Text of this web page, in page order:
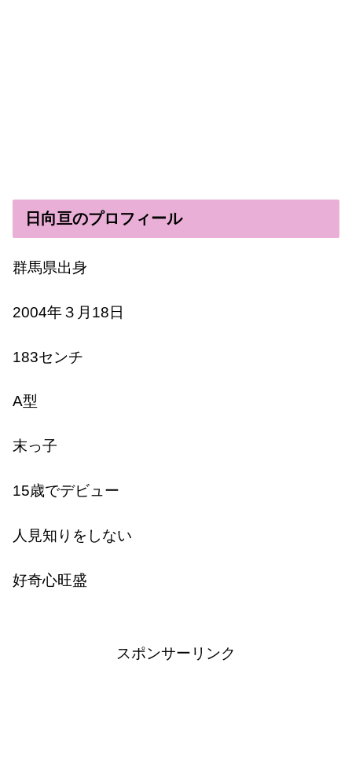
日向亘のプロフィール
群馬県出身
2004年３月18日
183センチ
A型
末っ子
15歳でデビュー
人見知りをしない
好奇心旺盛
スポンサーリンク